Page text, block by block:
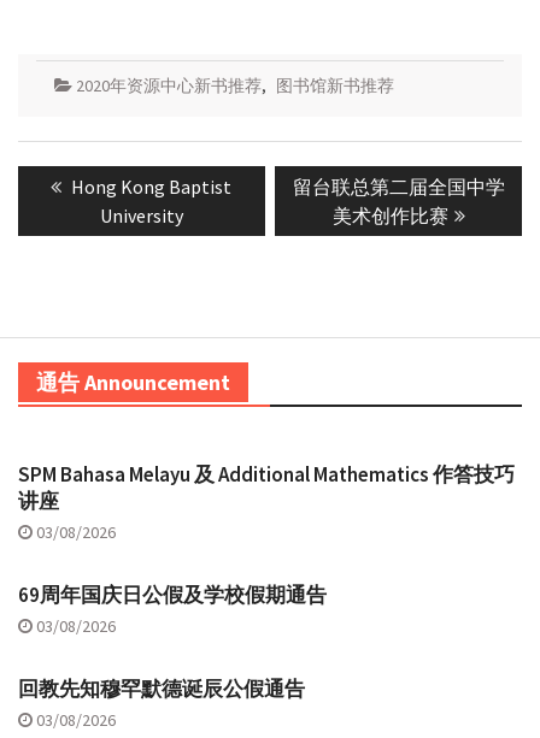
2020年资源中心新书推荐, 图书馆新书推荐
Post
navigation
Previous
post:
Hong Kong Baptist
University
Next
留台联总第二届全国中学
美术创作比赛
通告 Announcement
SPM Bahasa Melayu 及 Additional Mathematics 作答技巧
讲座
03/08/2026
69周年国庆日公假及学校假期通告
03/08/2026
回教先知穆罕默德诞辰公假通告
03/08/2026